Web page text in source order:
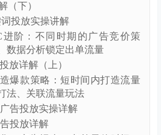
逻辑、广告的类型、原则、广
(005812).mp4
.mp4
解.mp4
的和广告作用.mp4
构.mp4
误.mp4
策略.mp4
分析.mp4